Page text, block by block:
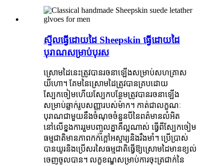
ស្ទីលធ្វើដោយដៃ Sheepskin ធ្វើដោយដៃ
បុរាណសម្រាប់បុរស
ស្រោមដៃនេះត្រូវបានរចនាឡើងសម្រាប់សហគ្រាស
យីហោ។ គែមនៃស្រោមដៃត្រូវបានគ្របដោយ
ស្បែកចៀមហើយស្បែកបន្ថែមត្រូវបានរចនាឡើង
សម្រាប់ឆ្លាក់រូបសញ្ញារបស់ម៉ាក។ កាត់ជាលក្ខណៈ
បុរាណជាមួយនឹងចំណុចចំនួនបីនៃពត៌មានលំអិត
នៅលើខ្នងការរួមបញ្ចូលគ្នាគឺល្អណាស់ ធ្វើពីស្បែកចៀម
ធម្មជាតិមានភាពកក់ក្តៅអស្ចារ្យនិងរឹងមាំ។ ប្រើប្រាស់
បានយូរនិងប្រើសរសៃធម្មជាតិធ្វើឱ្យស្រោមដៃមានខ្យល់
ចេញចូលបាន។ លក្ខខណ្ឌសម្រាប់ការចុះត្រជាក់នៃ